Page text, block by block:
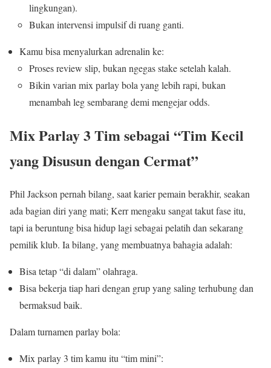
lingkungan).
Bukan intervensi impulsif di ruang ganti.
Kamu bisa menyalurkan adrenalin ke:
Proses review slip, bukan ngegas stake setelah kalah.
Bikin varian mix parlay bola yang lebih rapi, bukan
menambah leg sembarang demi mengejar odds.
Mix Parlay 3 Tim sebagai “Tim Kecil
yang Disusun dengan Cermat”
Phil Jackson pernah bilang, saat karier pemain berakhir, seakan
ada bagian diri yang mati; Kerr mengaku sangat takut fase itu,
tapi ia beruntung bisa hidup lagi sebagai pelatih dan sekarang
pemilik klub. Ia bilang, yang membuatnya bahagia adalah:
Bisa tetap “di dalam” olahraga.
Bisa bekerja tiap hari dengan grup yang saling terhubung dan
bermaksud baik.
Dalam turnamen parlay bola:
Mix parlay 3 tim kamu itu “tim mini”: